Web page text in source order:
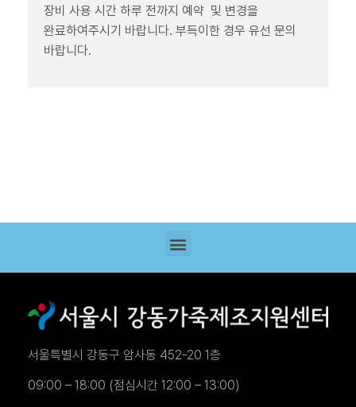
장비 사용 시간 하루 전까지 예약 및 변경을
완료하여주시기 바랍니다. 부득이한 경우 유선 문의
바랍니다.
서울특별시 강동구 암사동 452-20 1층
09:00 – 18:00 (점심시간 12:00 – 13:00)